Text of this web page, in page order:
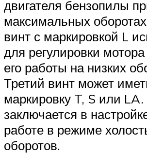
двигателя бензопилы
максимальных
винт с маркировкой L
для регулировки
его работы на низких
Третий винт может
маркировку T, S или LA.
заключается в
работе в режиме
оборотов.